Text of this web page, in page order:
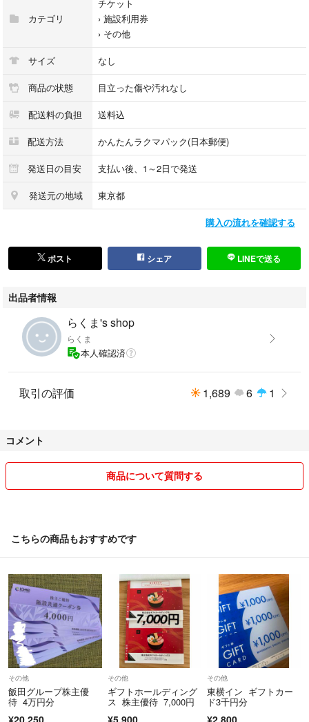
カテゴリ
チケット
› 施設利用券
› その他
サイズ なし
商品の状態 目立った傷や汚れなし
配送料の負担 送料込
配送方法 かんたんラクマパック(日本郵便)
発送日の目安 支払い後、1～2日で発送
発送元の地域 東京都
購入の流れを確認する
ポスト シェア LINEで送る
出品者情報
らくま's shop
らくま
本人確認済
取引の評価 1,689 6 1
コメント
商品について質問する
こちらの商品もおすすめです
その他
飯田グループ株主優
待 4万円分
¥20,250
その他
ギフトホールディング
ス 株主優待 7,000円
¥5,900
その他
東横イン ギフトカー
ド3千円分
¥2,800